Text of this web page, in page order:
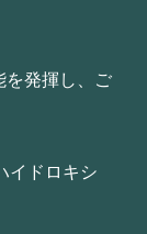
を発揮し、ご
イドロキシ